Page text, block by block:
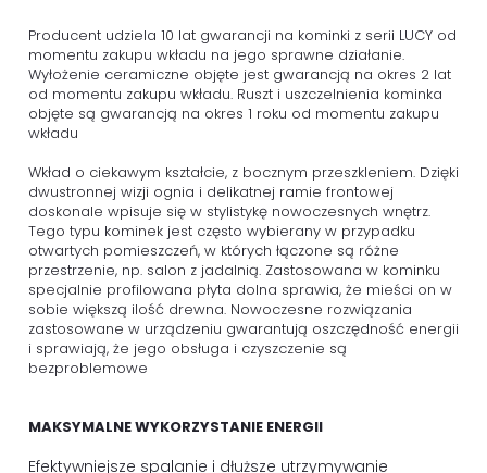
Producent udziela 10 lat gwarancji na kominki z serii LUCY od
momentu zakupu wkładu na jego sprawne działanie.
Wyłożenie ceramiczne objęte jest gwarancją na okres 2 lat
od momentu zakupu wkładu. Ruszt i uszczelnienia kominka
objęte są gwarancją na okres 1 roku od momentu zakupu
wkładu
Wkład o ciekawym kształcie, z bocznym przeszkleniem. Dzięki
dwustronnej wizji ognia i delikatnej ramie frontowej
doskonale wpisuje się w stylistykę nowoczesnych wnętrz.
Tego typu kominek jest często wybierany w przypadku
otwartych pomieszczeń, w których łączone są różne
przestrzenie, np. salon z jadalnią. Zastosowana w kominku
specjalnie profilowana płyta dolna sprawia, że mieści on w
sobie większą ilość drewna. Nowoczesne rozwiązania
zastosowane w urządzeniu gwarantują oszczędność energii
i sprawiają, że jego obsługa i czyszczenie są
bezproblemowe
MAKSYMALNE WYKORZYSTANIE ENERGII
Efektywniejsze spalanie i dłuższe utrzymywanie